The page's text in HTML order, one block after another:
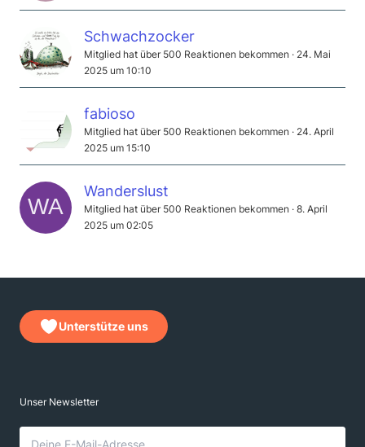
Schwachzocker
Mitglied hat über 500 Reaktionen bekommen
24. Mai
2025 um 10:10
fabioso
Mitglied hat über 500 Reaktionen bekommen
24. April
2025 um 15:10
Wanderslust
Mitglied hat über 500 Reaktionen bekommen
8. April
2025 um 02:05
Unterstütze uns